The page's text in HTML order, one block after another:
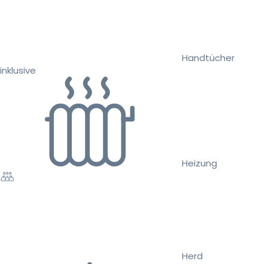
Handtücher
inklusive
Heizung
Herd